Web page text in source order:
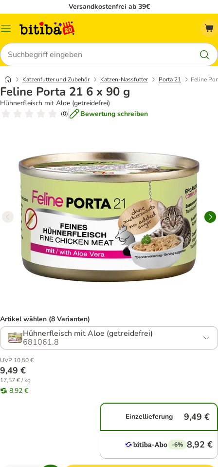
Versandkostenfrei ab 39€
Menü
Suchen
Katzenfutter und Zubehör Katzen-Nassfutter Porta 21 Feline
Feline Porta 21 6 x 90 g
Hühnerfleisch mit Aloe (getreidefrei)
(0) Bewertung schreiben
Artikel wählen (8 Varianten)
Hühnerfleisch mit Aloe (getreidefrei)
681061.8
UVP 10,50 €
9,49 €
17,57 € / kg
8,92 €
Einzellieferung 9,49 €
-6% 8,92 €